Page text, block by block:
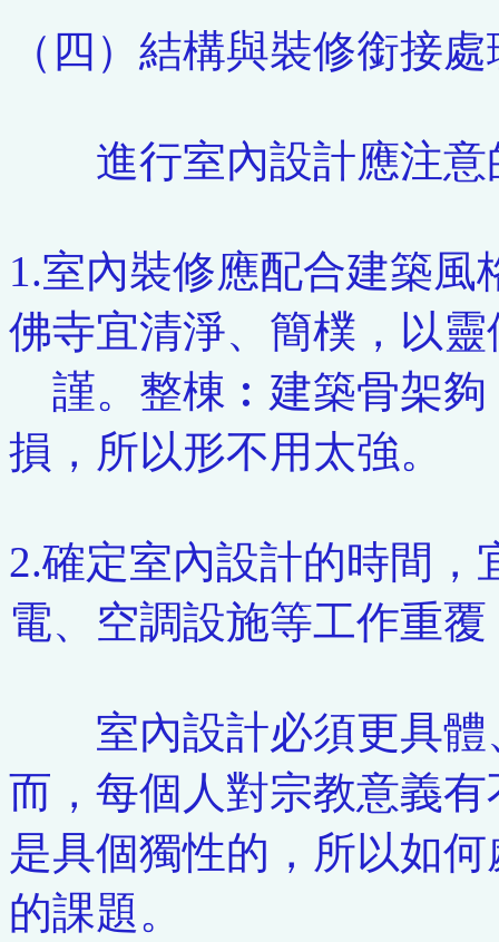
（四）結構與裝修銜接處
進行室內設計應注意
1.室內裝修應配合建築
佛寺宜清淨、簡樸，以
謹。整棟︰建築骨架夠
損，所以形不用太強。
2.確定室內設計的時間
電、空調設施等工作重
室內設計必須更具體
而，每個人對宗教意義
是具個獨性的，所以如
的課題。